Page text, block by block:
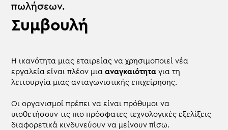
πωλήσεων.
Συμβουλή
Η ικανότητα μιας εταιρείας να χρησιμοποιεί νέα
εργαλεία είναι πλέον μιααναγκαιότητα για τη
λειτουργία μιας ανταγωνιστικής επιχείρησης.
Οι οργανισμοί πρέπει να είναι πρόθυμοι να
υιοθετήσουν τις πιο πρόσφατες τεχνολογικές εξελίξεις
διαφορετικά κινδυνεύουν να μείνουν πίσω.